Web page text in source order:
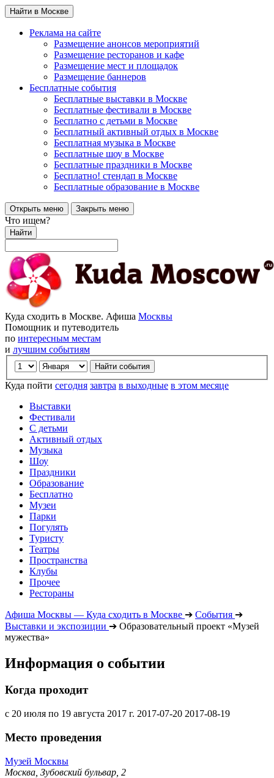
Найти в Москве
Реклама на сайте
Размещение анонсов мероприятий
Размещение ресторанов и кафе
Размещение мест и площадок
Размещение баннеров
Бесплатные события
Бесплатные выставки в Москве
Бесплатные фестивали в Москве
Бесплатно с детьми в Москве
Бесплатный активный отдых в Москве
Бесплатная музыка в Москве
Бесплатные шоу в Москве
Бесплатные праздники в Москве
Бесплатно! стендап в Москве
Бесплатные образование в Москве
Открыть меню Закрыть меню
Что ищем?
Найти
Куда сходить в Москве. Афиша Москвы
Помощник и путеводитель
по интересным местам
и лучшим событиям
Куда пойти сегодня завтра в выходные в этом месяце
Выставки
Фестивали
С детьми
Активный отдых
Музыка
Шоу
Праздники
Образование
Бесплатно
Музеи
Парки
Погулять
Туристу
Театры
Пространства
Клубы
Прочее
Рестораны
Афиша Москвы — Куда сходить в Москве ➔ События ➔
Выставки и экспозиции ➔ Образовательный проект «Музей
мужества»
Информация о событии
Когда проходит
с 20 июля по 19 августа 2017 г. 2017-07-20 2017-08-19
Место проведения
Музей Москвы
Москва, Зубовский бульвар, 2